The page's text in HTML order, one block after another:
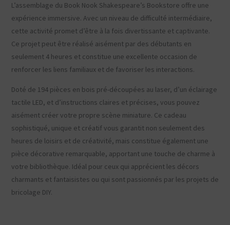
L’assemblage du Book Nook Shakespeare’s Bookstore offre une
expérience immersive. Avec un niveau de difficulté intermédiaire,
cette activité promet d’être à la fois divertissante et captivante.
Ce projet peut être réalisé aisément par des débutants en
seulement 4 heures et constitue une excellente occasion de
renforcer les liens familiaux et de favoriser les interactions.
Doté de 194 pièces en bois pré-découpées au laser, d’un éclairage
tactile LED, et d’instructions claires et précises, vous pouvez
aisément créer votre propre scène miniature. Ce cadeau
sophistiqué, unique et créatif vous garantit non seulement des
heures de loisirs et de créativité, mais constitue également une
pièce décorative remarquable, apportant une touche de charme à
votre bibliothèque. Idéal pour ceux qui apprécient les décors
charmants et fantaisistes ou qui sont passionnés par les projets de
bricolage DIY.